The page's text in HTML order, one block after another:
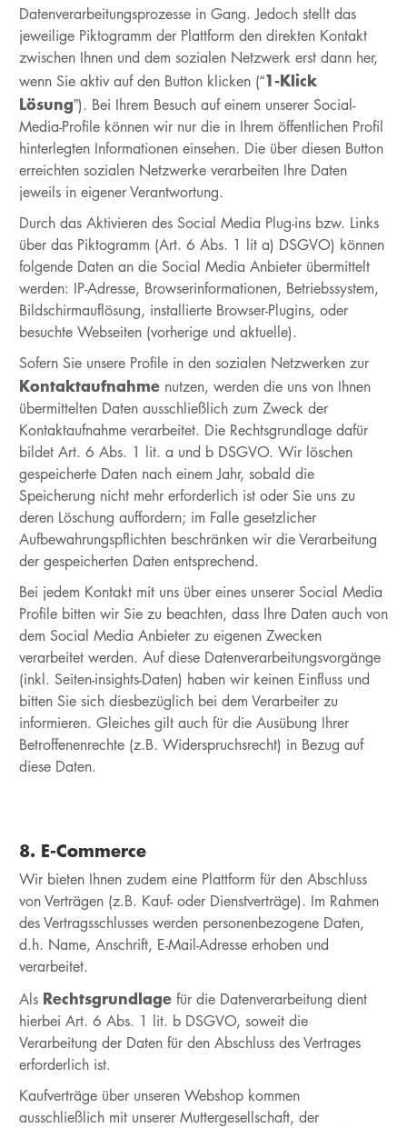
Datenverarbeitungsprozesse in Gang. Jedoch stellt das
jeweilige Piktogramm der Plattform den direkten Kontakt
zwischen Ihnen und dem sozialen Netzwerk erst dann her,
wenn Sie aktiv auf den Button klicken (“1-Klick
Lösung”). Bei Ihrem Besuch auf einem unserer Social-
Media-Profile können wir nur die in Ihrem öffentlichen Profil
hinterlegten Informationen einsehen. Die über diesen Button
erreichten sozialen Netzwerke verarbeiten Ihre Daten
jeweils in eigener Verantwortung.
Durch das Aktivieren des Social Media Plug-ins bzw. Links
über das Piktogramm (Art. 6 Abs. 1 lit a) DSGVO) können
folgende Daten an die Social Media Anbieter übermittelt
werden: IP-Adresse, Browserinformationen, Betriebssystem,
Bildschirmauflösung, installierte Browser-Plugins, oder
besuchte Webseiten (vorherige und aktuelle).
Sofern Sie unsere Profile in den sozialen Netzwerken zur
Kontaktaufnahmenutzen, werden die uns von Ihnen
übermittelten Daten ausschließlich zum Zweck der
Kontaktaufnahme verarbeitet. Die Rechtsgrundlage dafür
bildet Art. 6 Abs. 1 lit. a und b DSGVO. Wir löschen
gespeicherte Daten nach einem Jahr, sobald die
Speicherung nicht mehr erforderlich ist oder Sie uns zu
deren Löschung auffordern; im Falle gesetzlicher
Aufbewahrungspflichten beschränken wir die Verarbeitung
der gespeicherten Daten entsprechend.
Bei jedem Kontakt mit uns über eines unserer Social Media
Profile bitten wir Sie zu beachten, dass Ihre Daten auch von
dem Social Media Anbieter zu eigenen Zwecken
verarbeitet werden. Auf diese Datenverarbeitungsvorgänge
(inkl. Seiten-insights-Daten) haben wir keinen Einfluss und
bitten Sie sich diesbezüglich bei dem Verarbeiter zu
informieren. Gleiches gilt auch für die Ausübung Ihrer
Betroffenenrechte (z.B. Widerspruchsrecht) in Bezug auf
diese Daten.
8. E-Commerce
Wir bieten Ihnen zudem eine Plattform für den Abschluss
von Verträgen (z.B. Kauf- oder Dienstverträge). Im Rahmen
des Vertragsschlusses werden personenbezogene Daten,
d.h. Name, Anschrift, E-Mail-Adresse erhoben und
verarbeitet.
Als Rechtsgrundlagefür die Datenverarbeitung dient
hierbei Art. 6 Abs. 1 lit. b DSGVO, soweit die
Verarbeitung der Daten für den Abschluss des Vertrages
erforderlich ist.
Kaufverträge über unseren Webshop kommen
ausschließlich mit unserer Muttergesellschaft, der